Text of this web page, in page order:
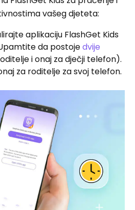
vašeg djeteta:
aplikaciju FlashGet Kids
da postojedvije
i onaj za dječji telefon).
za roditelje za svoj telefon.